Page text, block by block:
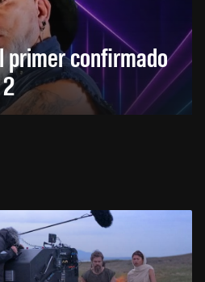
primer confirmado